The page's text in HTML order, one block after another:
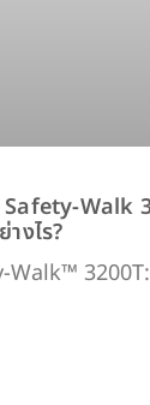
Walk
งไร?
Walk™